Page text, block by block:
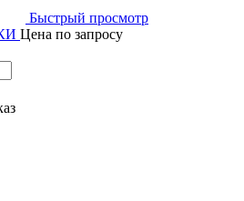
Быстрый просмотр
Цена по запросу